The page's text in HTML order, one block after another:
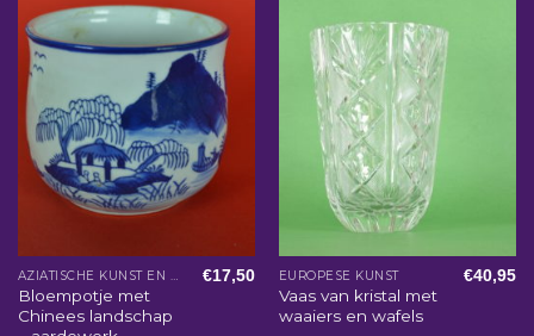
AZIATISCHE KUNST EN WOONACCESSOIRES
Bloempotje met
Chinees landschap
€17,50 EUROPESE KUNST
Vaas van kristal met
waaiers en wafels
€40,95